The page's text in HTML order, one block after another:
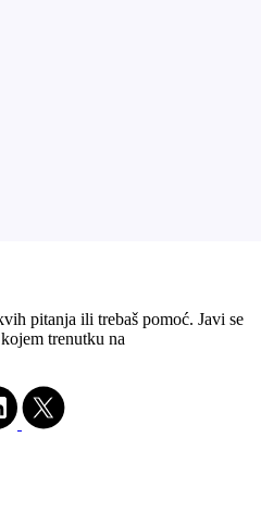
pitanja ili trebaš pomoć. Javi se
trenutku na